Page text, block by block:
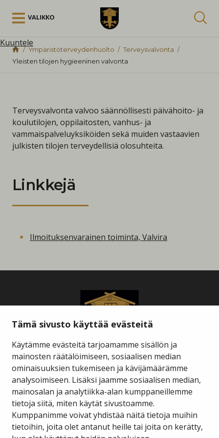
Tämä sivusto käyttää evästeitä
Käytämme evästeitä tarjoamamme sisällön ja
mainosten räätälöimiseen, sosiaalisen median
ominaisuuksien tukemiseen ja kävijämäärämme
analysoimiseen. Lisäksi jaamme sosiaalisen median,
mainosalan ja analytiikka-alan kumppaneillemme
tietoja siitä, miten käytät sivustoamme.
Kumppanimme voivat yhdistää näitä tietoja muihin
tietoihin, joita olet antanut heille tai joita on kerätty,
VALIKKO
Kuuntele
Ympäristöterveydenhuolto
Terveysvalvonta
Yleisten tilojen hygieeninen valvonta
Terveysvalvonta valvoo säännöllisesti päivähoito- ja
koulutilojen, oppilaitosten, vanhus- ja
vammaispalveluyksiköiden sekä muiden vastaavien
julkisten tilojen terveydellisiä olosuhteita.
Linkkejä
Ilmoituksenvarainen toiminta, Valvira
Savukosken kunta
Kauppakuja 2 A 1
98800 Savukoski